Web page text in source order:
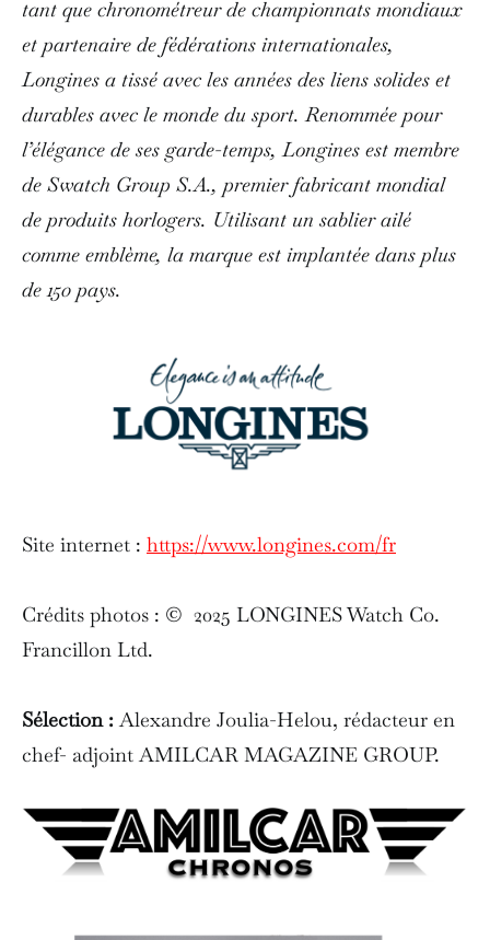
tant que chronométreur de championnats mondiaux
et partenaire de fédérations internationales,
Longines a tissé avec les années des liens solides et
durables avec le monde du sport. Renommée pour
l’élégance de ses garde-temps, Longines est membre
de Swatch Group S.A., premier fabricant mondial
de produits horlogers. Utilisant un sablier ailé
comme emblème, la marque est implantée dans plus
de 150 pays.
Site internet : https://www.longines.com/fr
Crédits photos : © 2025 LONGINES Watch Co.
Francillon Ltd.
Sélection :Alexandre Joulia-Helou, rédacteur en
chef- adjoint AMILCAR MAGAZINE GROUP.